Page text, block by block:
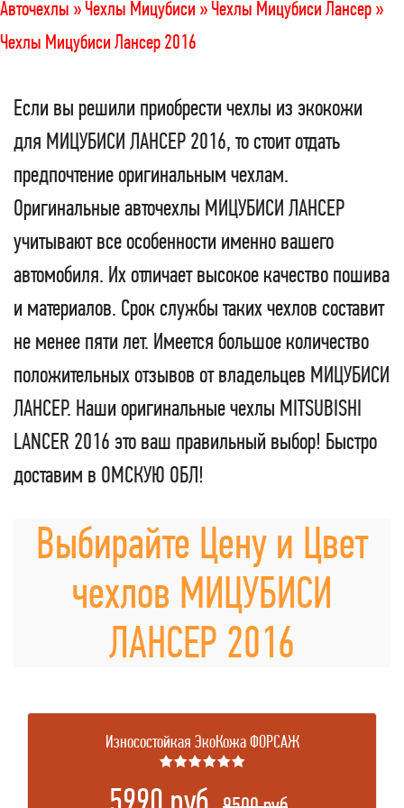
Авточехлы »Чехлы Мицубиси »Чехлы Мицубиси Лансер »
Чехлы Мицубиси Лансер 2016
Если вы решили приобрести чехлы из экокожи
для МИЦУБИСИ ЛАНСЕР 2016, то стоит отдать
предпочтение оригинальным чехлам.
Оригинальные авточехлы МИЦУБИСИ ЛАНСЕР
учитывают все особенности именно вашего
автомобиля. Их отличает высокое качество пошива
и материалов. Срок службы таких чехлов составит
не менее пяти лет. Имеется большое количество
положительных отзывов от владельцев МИЦУБИСИ
ЛАНСЕР. Наши оригинальные чехлы MITSUBISHI
LANCER 2016 это ваш правильный выбор! Быстро
доставим в ОМСКУЮ ОБЛ!
Выбирайте Цену и Цвет
чехлов МИЦУБИСИ
ЛАНСЕР 2016
Износостойкая ЭкоКожа ФОРСАЖ
★★★★★★